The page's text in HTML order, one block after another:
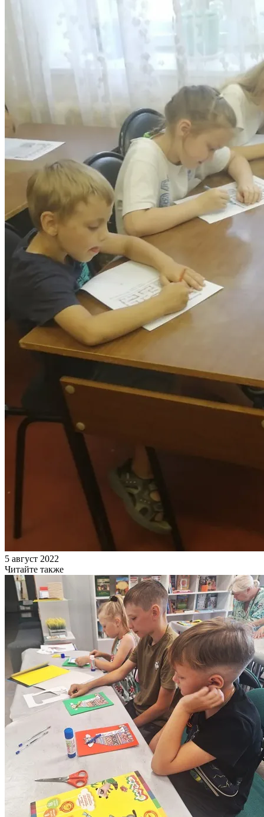
5 август 2022
Читайте также